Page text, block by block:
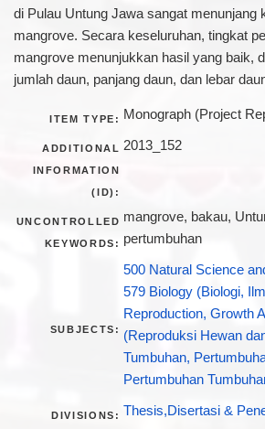
di Pulau Untung Jawa sangat menunjang
mangrove. Secara keseluruhan, tingkat
mangrove menunjukkan hasil yang baik,
jumlah daun, panjang daun, dan lebar
ITEM TYPE: Monograph (Project
ADDITIONAL
INFORMATION
(ID):
2013_152
UNCONTROLLED
KEYWORDS:
mangrove, bakau,
pertumbuhan
SUBJECTS:
500 Natural Science
579 Biology (Biologi,
Reproduction, Growth
(Reproduksi Hewan
Tumbuhan,
Pertumbuhan
DIVISIONS: Thesis,Disertasi &